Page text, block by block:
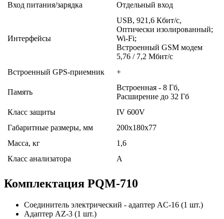
Вход питания/зарядка Отдельный вход
Интерфейсы
USB, 921,6 Кбит/c,
Оптически изолированный;
Wi-Fi;
Встроенный GSM модем
5,76 / 7,2 Мбит/c
Встроенный GPS-приемник
+
Память
Встроенная - 8 Гб,
Расширение до 32 Гб
Класс защиты
IV 600V
Габаритные размеры, мм
200x180x77
Масса, кг
1,6
Класс анализатора
A
Комплектация PQM-710
Соединитель электрический - адаптер AC-16 (1 шт.)
Адаптер AZ-3 (1 шт.)